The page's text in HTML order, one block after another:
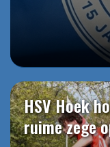
HSV Hoek
ruime zege